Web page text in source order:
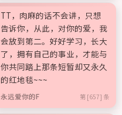
TT，肉麻的话不会讲，只想
告诉你，从此，对你的爱，我
会放到第二。好好学习，长大
了，拥有自己的事业，才能与
你共同踏上那条短暂却又永久
的红地毯~~~
永远爱你的F 第 [657] 条